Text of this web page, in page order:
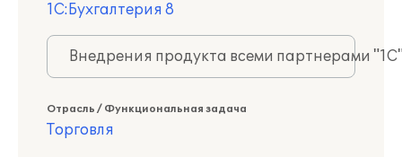
1С:Бухгалтерия 8
Внедрения продукта всеми партнерами
Отрасль / Функциональная задача
Торговля